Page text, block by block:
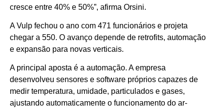
cresce entre 40% e 50%”, afirma Orsini.
A Vulp fechou o ano com 471 funcionários e projeta
chegar a 550. O avanço depende de retrofits, automação
e expansão para novas verticais.
A principal aposta é a automação. A empresa
desenvolveu sensores e software próprios capazes de
medir temperatura, umidade, particulados e gases,
ajustando automaticamente o funcionamento do ar-